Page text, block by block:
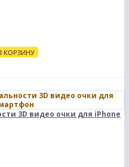
КОРЗИНУ
3D видео очки для iPhone